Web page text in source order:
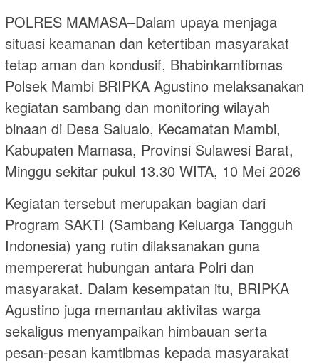
POLRES MAMASA–Dalam upaya menjaga
situasi keamanan dan ketertiban masyarakat
tetap aman dan kondusif, Bhabinkamtibmas
Polsek Mambi BRIPKA Agustino melaksanakan
kegiatan sambang dan monitoring wilayah
binaan di Desa Salualo, Kecamatan Mambi,
Kabupaten Mamasa, Provinsi Sulawesi Barat,
Minggu sekitar pukul 13.30 WITA, 10 Mei 2026
Kegiatan tersebut merupakan bagian dari
Program SAKTI (Sambang Keluarga Tangguh
Indonesia) yang rutin dilaksanakan guna
mempererat hubungan antara Polri dan
masyarakat. Dalam kesempatan itu, BRIPKA
Agustino juga memantau aktivitas warga
sekaligus menyampaikan himbauan serta
pesan-pesan kamtibmas kepada masyarakat